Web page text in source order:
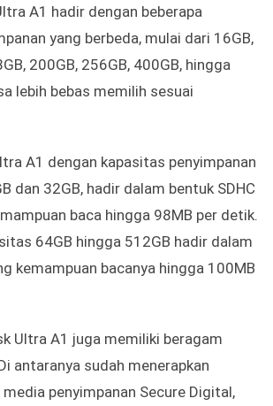
A1 hadir dengan beberapa
yang berbeda, mulai dari 16GB,
200GB, 256GB, 400GB, hingga
lebih bebas memilih sesuai
A1 dengan kapasitas penyimpanan
dan 32GB, hadir dalam bentuk SDHC
baca hingga 98MB per detik.
64GB hingga 512GB hadir dalam
kemampuan bacanya hingga 100MB
Ultra A1 juga memiliki beragam
antaranya sudah menerapkan
penyimpanan Secure Digital,